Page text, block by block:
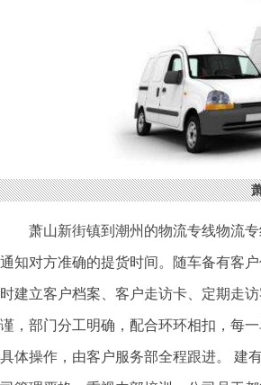
萧山新街镇到潮州的物流专线物流
通知对方准确的提货时间。随车备有客
时建立客户档案、客户走访卡、定期走
谨，部门分工明确，配合环环相扣，每
具体操作，由客户服务部全程跟进。 建